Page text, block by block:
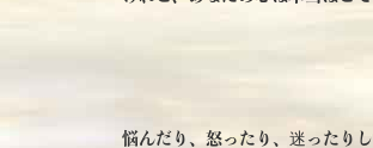
悩んだり、怒ったり、迷ったり